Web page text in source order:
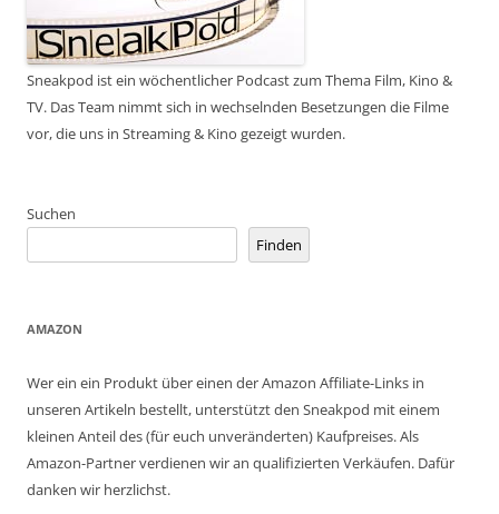
Sneakpod ist ein wöchentlicher Podcast zum Thema Film, Kino &
TV. Das Team nimmt sich in wechselnden Besetzungen die Filme
vor, die uns in Streaming & Kino gezeigt wurden.
Suchen
Finden
AMAZON
Wer ein ein Produkt über einen der Amazon Affiliate-Links in
unseren Artikeln bestellt, unterstützt den Sneakpod mit einem
kleinen Anteil des (für euch unveränderten) Kaufpreises. Als
Amazon-Partner verdienen wir an qualifizierten Verkäufen. Dafür
danken wir herzlichst.